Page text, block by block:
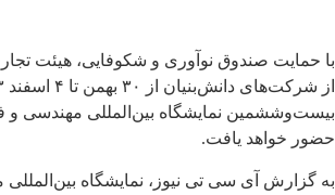
با حمایت صندوق نوآوری و شکوفایی، هیئت
حضور خواهد یافت.
به گزارش آی سی تی نیوز، نمایشگاه